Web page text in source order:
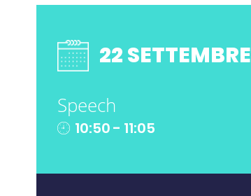
22 SETTEMBRE
Speech
10:50 - 11:05